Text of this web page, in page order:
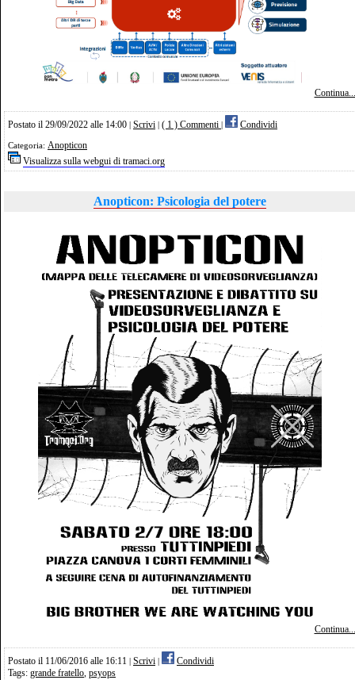
Continua...
Postato il 29/09/2022 alle 14:00 Scrivi ( 1 ) Commenti Condividi
Categoria: Anopticon
Visualizza sulla webgui di tramaci.org
Anopticon: Psicologia del potere
Continua...
Postato il 11/06/2016 alle 16:11 Scrivi
Condividi
Tags: grande fratello, psyops